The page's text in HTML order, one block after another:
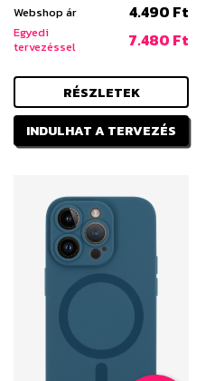
Webshop ár 4.490 Ft
Egyedi
tervezéssel
7.480 Ft
RÉSZLETEK
INDULHAT A TERVEZÉS